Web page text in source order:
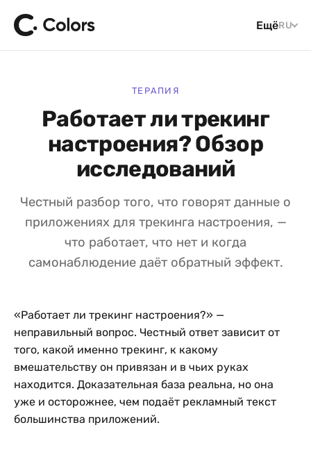
ЕщёRU
ТЕРАПИЯ
Работает ли трекинг
настроения? Обзор
исследований
Честный разбор того, что говорят данные о
приложениях для трекинга настроения, —
что работает, что нет и когда
самонаблюдение даёт обратный эффект.
«Работает ли трекинг настроения?» —
неправильный вопрос. Честный ответ зависит от
того, какой именно трекинг, к какому
вмешательству он привязан и в чьих руках
находится. Доказательная база реальна, но она
уже и осторожнее, чем подаёт рекламный текст
большинства приложений.